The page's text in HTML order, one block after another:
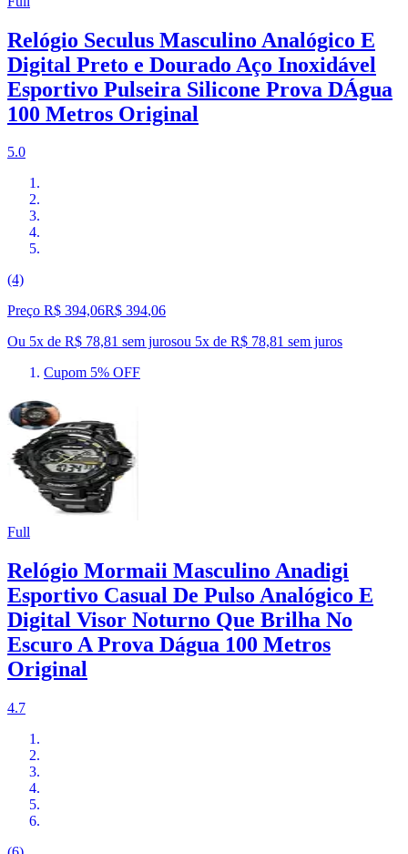
Relógio Seculus Masculino Analógico E
Digital Preto e Dourado Aço Inoxidável
Esportivo Pulseira Silicone Prova DÁgua
100 Metros Original
5.0
(4)
Preço R$ 394,06R$ 394,06
Ou 5x de R$ 78,81 sem jurosou 5x de R$ 78,81 sem juros
Cupom 5% OFF
Full
Relógio Mormaii Masculino Anadigi
Esportivo Casual De Pulso Analógico E
Digital Visor Noturno Que Brilha No
Escuro A Prova Dágua 100 Metros
Original
4.7